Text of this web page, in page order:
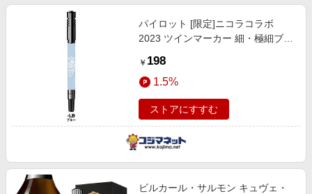
パイロット [限定]ニコラコラボ
2023 ツインマーカー 細・極細ブル
￥ 198
1.5%
ストアにすすむ
ビルカール・サルモン キュヴェ・